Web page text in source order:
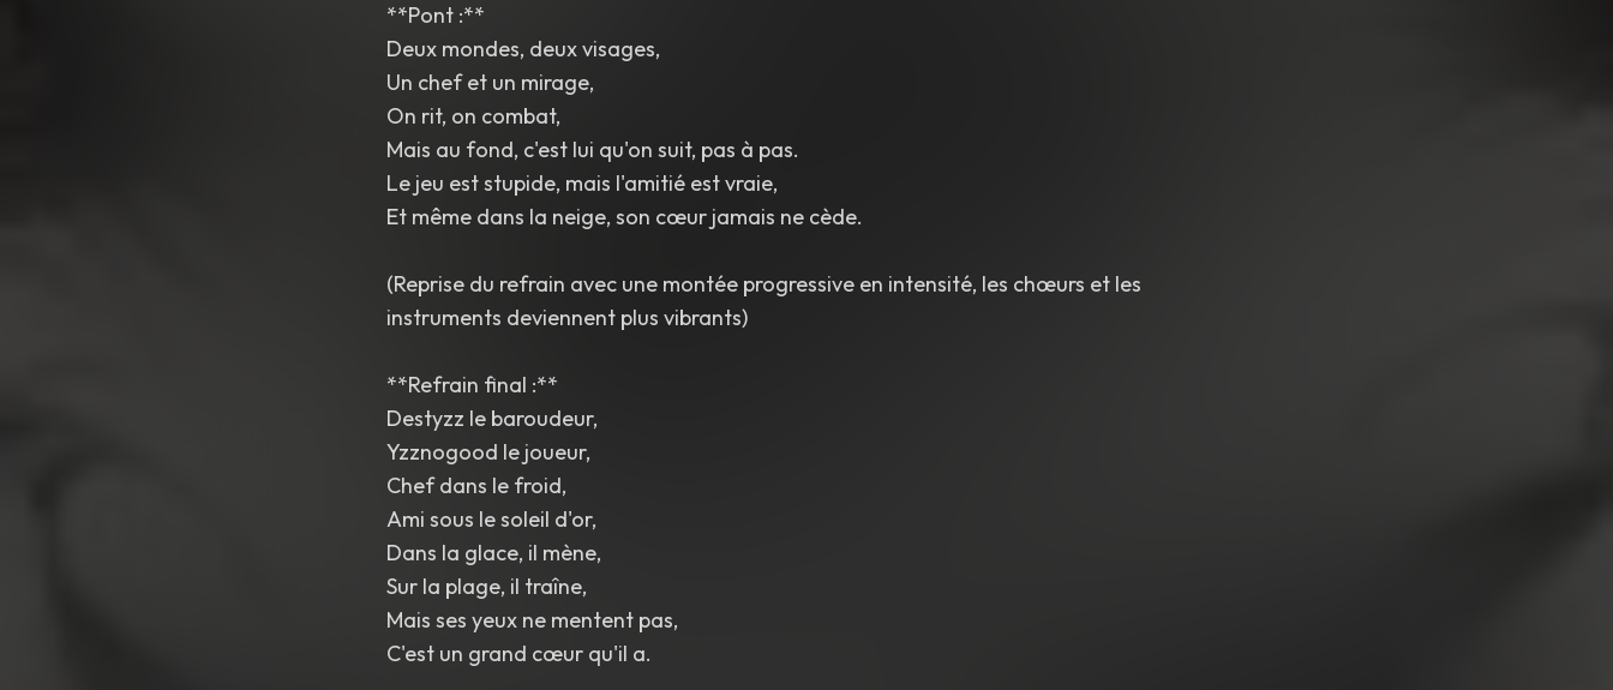
**Pont :**
Deux mondes, deux visages,
Un chef et un mirage,
On rit, on combat,
Mais au fond, c'est lui qu'on suit, pas à pas.
Le jeu est stupide, mais l'amitié est vraie,
Et même dans la neige, son cœur jamais ne cède.
(Reprise du refrain avec une montée progressive en intensité, les chœurs et les
instruments deviennent plus vibrants)
**Refrain final :**
Destyzz le baroudeur,
Yzznogood le joueur,
Chef dans le froid,
Ami sous le soleil d'or,
Dans la glace, il mène,
Sur la plage, il traîne,
Mais ses yeux ne mentent pas,
C'est un grand cœur qu'il a.